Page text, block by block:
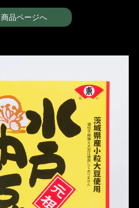
商品ページへ